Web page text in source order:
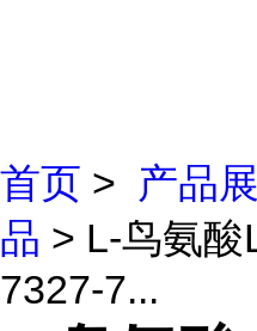
首页 > 产品
品 > L-鸟氨酸
7327-7...